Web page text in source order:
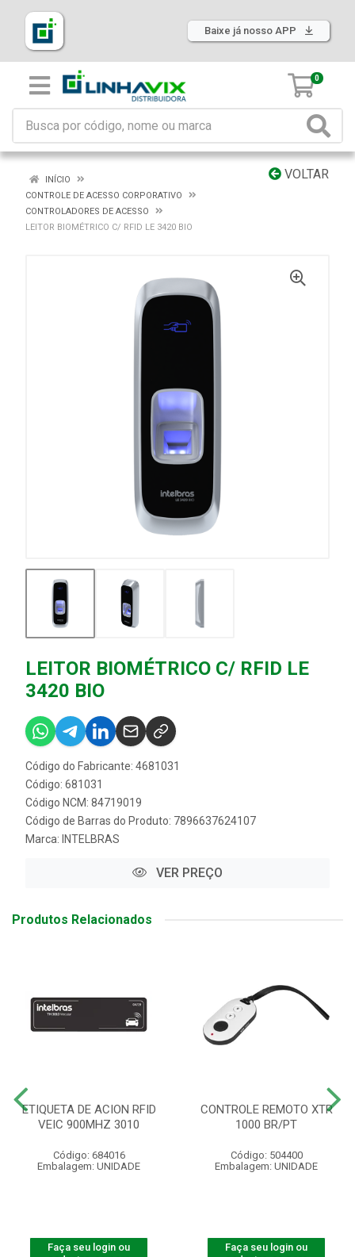
Baixe já nosso APP
0
VOLTAR
INÍCIO
CONTROLE DE ACESSO CORPORATIVO
CONTROLADORES DE ACESSO
LEITOR BIOMÉTRICO C/ RFID LE 3420 BIO
LEITOR BIOMÉTRICO C/ RFID LE
3420 BIO
Código do Fabricante: 4681031
Código: 681031
Código NCM: 84719019
Código de Barras do Produto: 7896637624107
Marca: INTELBRAS
VER PREÇO
Produtos Relacionados
ETIQUETA DE ACION RFID
VEIC 900MHZ 3010
Código: 684016
Embalagem: UNIDADE
Faça seu login ou
CONTROLE REMOTO XTR
1000 BR/PT
Código: 504400
Embalagem: UNIDADE
Faça seu login ou